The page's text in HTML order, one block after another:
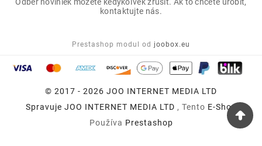
kontaktujte nás.
Prestashop modul od joobox.eu
© 2017 - 2026 JOO INTERNET MEDIA LTD
Spravuje JOO INTERNET MEDIA LTD , Tento E-Shop
Používa Prestashop